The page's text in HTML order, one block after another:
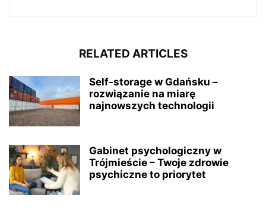
RELATED ARTICLES
Self-storage w Gdańsku –
rozwiązanie na miarę
najnowszych technologii
Gabinet psychologiczny w
Trójmieście – Twoje zdrowie
psychiczne to priorytet